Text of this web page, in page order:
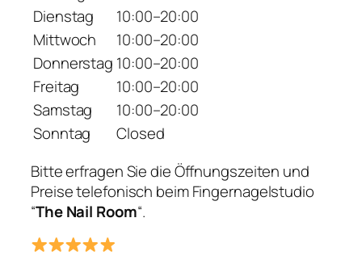
Dienstag
10:00–20:00
Mittwoch
10:00–20:00
Donnerstag 10:00–20:00
Freitag
10:00–20:00
Samstag
10:00–20:00
Sonntag
Closed
Bitte erfragen Sie die Öffnungszeiten und
Preise telefonisch beim Fingernagelstudio
“The Nail Room“.